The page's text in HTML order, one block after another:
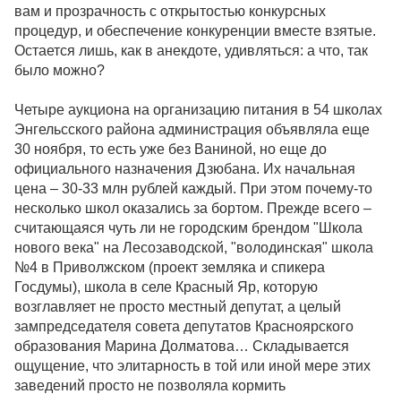
вам и прозрачность с открытостью конкурсных
процедур, и обеспечение конкуренции вместе взятые.
Остается лишь, как в анекдоте, удивляться: а что, так
было можно?
Четыре аукциона на организацию питания в 54 школах
Энгельсского района администрация объявляла еще
30 ноября, то есть уже без Ваниной, но еще до
официального назначения Дзюбана. Их начальная
цена – 30-33 млн рублей каждый. При этом почему-то
несколько школ оказались за бортом. Прежде всего –
считающаяся чуть ли не городским брендом "Школа
нового века" на Лесозаводской, "володинская" школа
№4 в Приволжском (проект земляка и спикера
Госдумы), школа в селе Красный Яр, которую
возглавляет не просто местный депутат, а целый
зампредседателя совета депутатов Красноярского
образования Марина Долматова… Складывается
ощущение, что элитарность в той или иной мере этих
заведений просто не позволяла кормить